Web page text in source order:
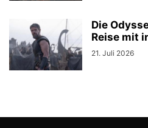
Die
Reise mit
21. Juli 2026